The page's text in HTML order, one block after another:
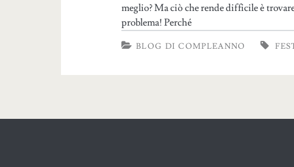
meglio? Ma ciò che rende difficile è
problema! Perché
BLOG DI COMPLEANNO